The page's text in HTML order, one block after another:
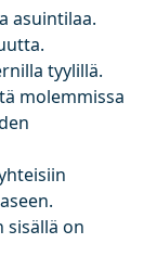
asuintilaa.
tyylillä.
molemmissa
sisällä on